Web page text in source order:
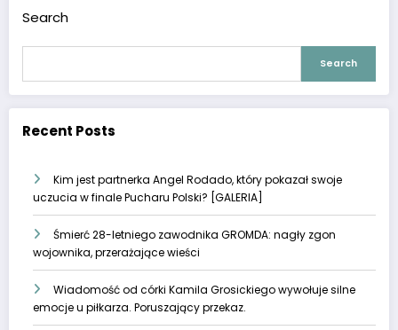
Search
Search
Recent Posts
Kim jest partnerka Angel Rodado, który pokazał swoje
uczucia w finale Pucharu Polski? [GALERIA]
Śmierć 28-letniego zawodnika GROMDA: nagły zgon
wojownika, przerażające wieści
Wiadomość od córki Kamila Grosickiego wywołuje silne
emocje u piłkarza. Poruszający przekaz.